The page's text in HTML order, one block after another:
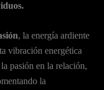
, la energía ardiente
vibración energética
pasión en la relación,
la